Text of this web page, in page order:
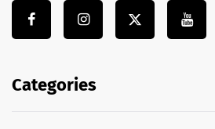
Categories